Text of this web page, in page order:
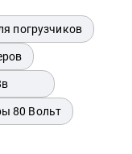
Высота, мм:
погрузчиков
80 Вольт